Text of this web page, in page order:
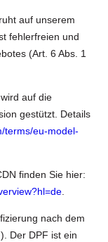
auf unserem
fehlerfreien und
(Art. 6 Abs. 1
auf die
gestützt. Details
terms/eu-model-
finden Sie hier:
.
nach dem
Der DPF ist ein